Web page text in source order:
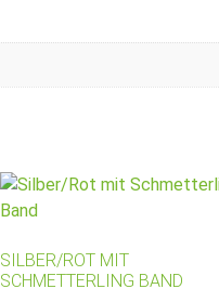
SILBER/ROT MIT
SCHMETTERLING BAND